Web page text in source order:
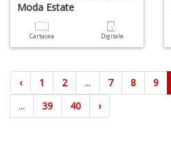
Moda Estate
Cartacea Digitale
‹ 1 2 ... 7 8 9
...
39 40 ›